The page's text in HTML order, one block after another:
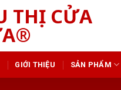
GIỚI THIỆU SẢN PHẨM